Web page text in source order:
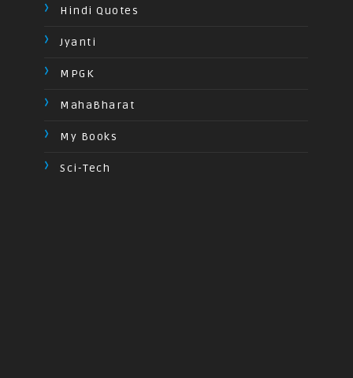
Hindi Quotes
Jyanti
MPGK
MahaBharat
My Books
Sci-Tech